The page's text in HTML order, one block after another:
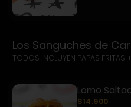
Los Sanguches de
TODOS INCLUYEN PAPAS FRITAS
Lomo
$14.900